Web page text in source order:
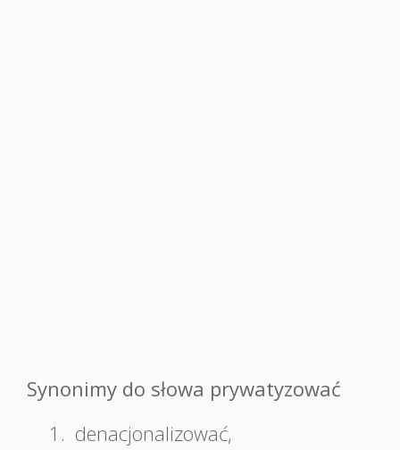
Synonimy do słowa prywatyzować
1. denacjonalizować,